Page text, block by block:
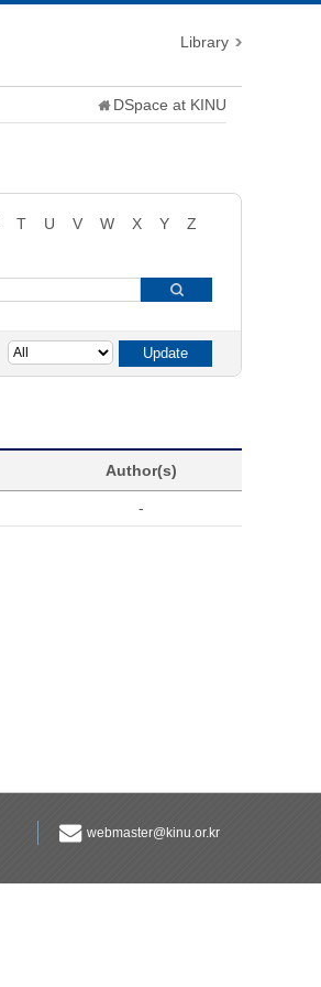
Library
DSpace at KINU
T U V W X Y
Z
Author(s)
-
webmaster@kinu.or.kr